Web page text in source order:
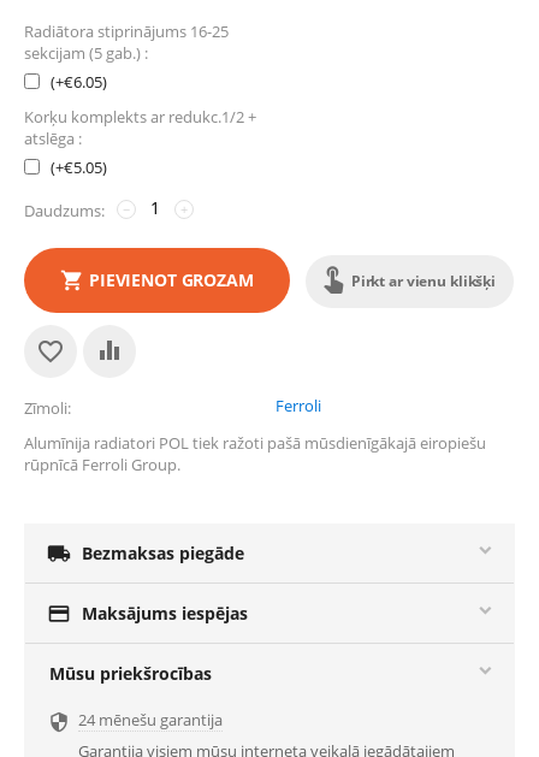
Radiātora stiprinājums 16-25
sekcijam (5 gab.) :
(+€6.05)
Korķu komplekts ar redukc.1/2 +
atslēga :
(+€5.05)
Daudzums:
+
−
PIEVIENOT GROZAM Pirkt ar vienu klikšķi
Zīmoli
Ferroli
Alumīnija radiatori POL tiek ražoti pašā mūsdienīgākajā eiropiešu
rūpnīcā Ferroli Group.
 Bezmaksas piegāde
 Maksājums iespējas
Mūsu priekšrocības
 24 mēnešu garantija
Garantija visiem mūsu interneta veikalā iegādātajiem